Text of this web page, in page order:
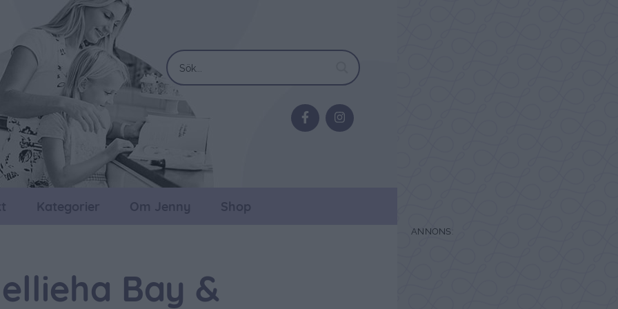
Kategorier Om Jenny Shop
Bay &